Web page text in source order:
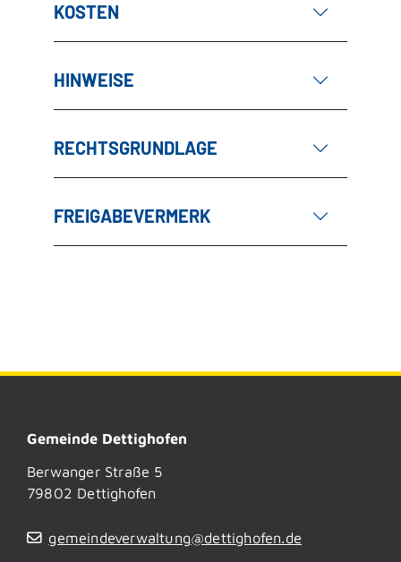
KOSTEN
HINWEISE
RECHTSGRUNDLAGE
FREIGABEVERMERK
Gemeinde Dettighofen
Berwanger Straße 5
79802 Dettighofen
gemeindeverwaltung@dettighofen.de